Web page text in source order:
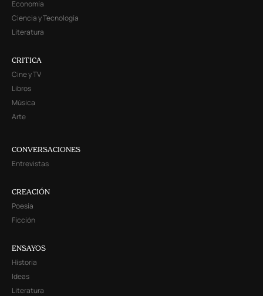
Economía
Ciencia y Tecnología
Literatura
CRITICA
Cine y TV
Libros
Música
Arte
CONVERSACIONES
Entrevistas
CREACIÓN
Poesía
Ficción
ENSAYOS
Historia
Ideas
Literatura